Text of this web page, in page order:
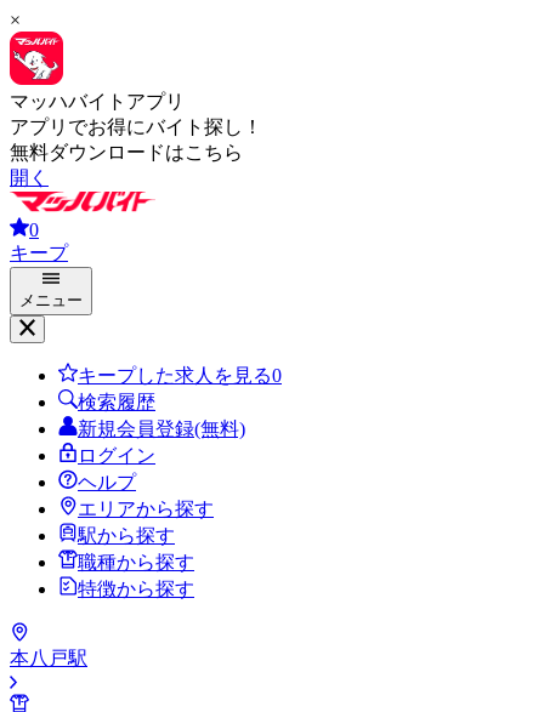
×
マッハバイトアプリ
アプリでお得にバイト探し！
無料ダウンロードはこちら
開く
0
キープ
メニュー
キープした求人を見る0
検索履歴
新規会員登録(無料)
ログイン
ヘルプ
エリアから探す
駅から探す
職種から探す
特徴から探す
本八戸駅